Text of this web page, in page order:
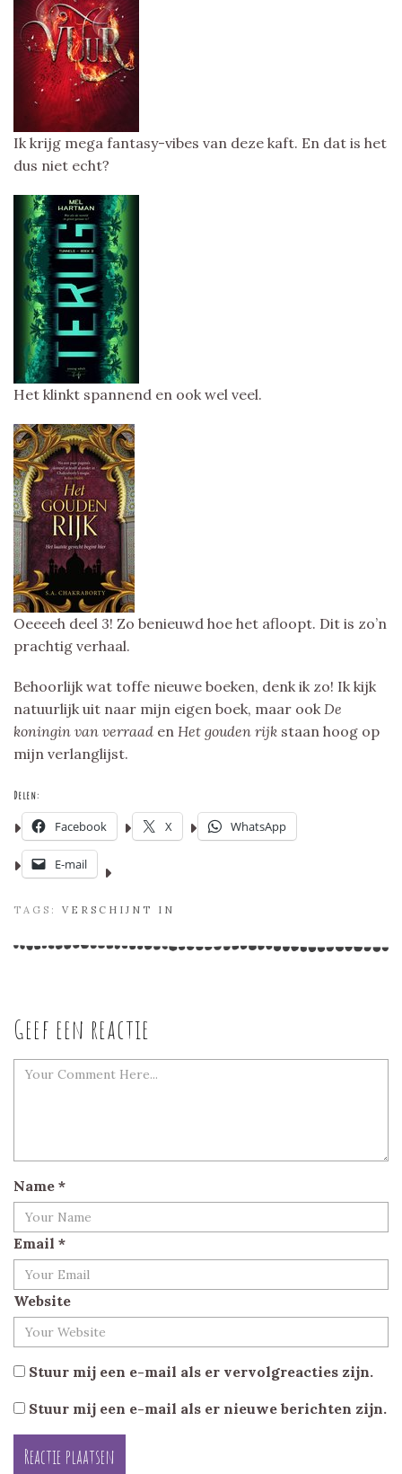
Ik krijg mega fantasy-vibes van deze kaft. En dat is het
dus niet echt?
Het klinkt spannend en ook wel veel.
Oeeeeh deel 3! Zo benieuwd hoe het afloopt. Dit is zo’n
prachtig verhaal.
Behoorlijk wat toffe nieuwe boeken, denk ik zo! Ik kijk
natuurlijk uit naar mijn eigen boek, maar ook De
koningin van verraad en Het gouden rijk staan hoog op
mijn verlanglijst.
Delen:
Facebook X WhatsApp
E-mail
TAGS: VERSCHIJNT IN
Geef een reactie
Name *
Email *
Website
Stuur mij een e-mail als er vervolgreacties zijn.
Stuur mij een e-mail als er nieuwe berichten zijn.